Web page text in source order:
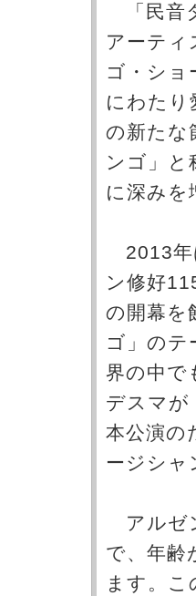
「民音
アーティ
ゴ・ショ
にわたり
の新たな
ンゴ」と
に深みを
2013年
ン修好
の開幕を
ゴ」のテ
界の中で
デスマが
本公演の
ージシャ
アルゼ
で、年齢
ます。